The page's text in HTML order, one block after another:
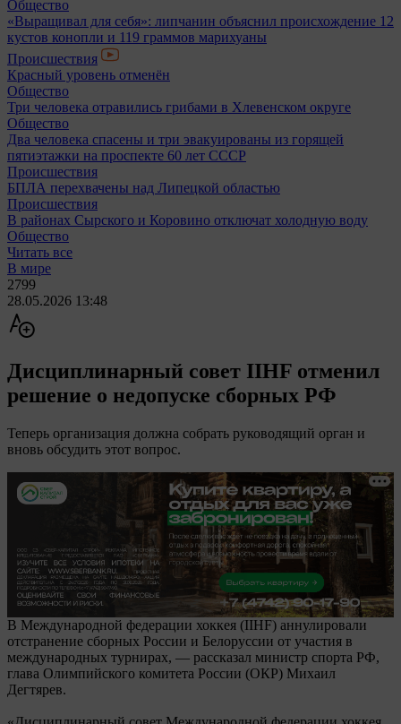
Общество
«Выращивал для себя»: липчанин объяснил происхождение 12
кустов конопли и 119 граммов марихуаны
Происшествия
Красный уровень отменён
Общество
Три человека отравились грибами в Хлевенском округе
Общество
Два человека спасены и три эвакуированы из горящей
пятиэтажки на проспекте 60 лет СССР
Происшествия
БПЛА перехвачены над Липецкой областью
Происшествия
В районах Сырского и Коровино отключат холодную воду
Общество
Читать все
В мире
2799
28.05.2026 13:48
Дисциплинарный совет IIHF отменил
решение о недопуске сборных РФ
Теперь организация должна собрать руководящий орган и
вновь обсудить этот вопрос.
В Международной федерации хоккея (IIHF) аннулировали
отстранение сборных России и Белоруссии от участия в
международных турнирах, — рассказал министр спорта РФ,
глава Олимпийского комитета России (ОКР) Михаил
Дегтярев.